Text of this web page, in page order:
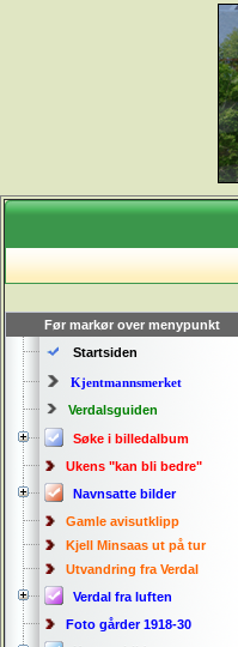
Før markør over menypunkt
Startsiden
Kjentmannsmerket
Verdalsguiden
Søke i billedalbum
Ukens "kan bli bedre"
Navnsatte bilder
Gamle avisutklipp
Kjell Minsaas ut på tur
Utvandring fra Verdal
Verdal fra luften
Foto gårder 1918-30